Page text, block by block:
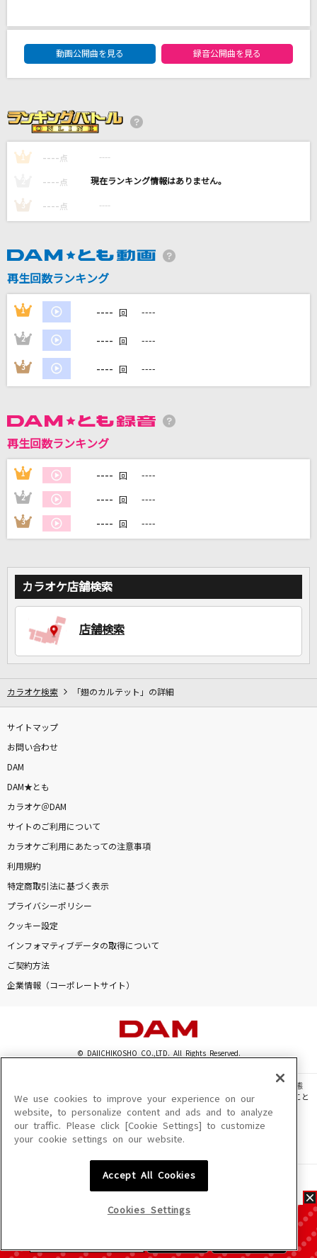
YUME日和
島谷ひとみ
ジレンマ
DAMの新曲・ランキングなど
カラオケ最新情報をチェック！
DAMに会員登録・ログインして
家族や友達と一緒に！練習にも！
DAM★ともボーカルエントリーランキング
動画公開曲を見る
録音公開曲を見る
1 ---- 点 ----
---- 点 ----
3 ---- 点 ----
再生回数ランキング
1 ---- 回 ----
2 ---- 回 ----
3 ---- 回 ----
再生回数ランキング
1 ---- 回 ----
2 ---- 回 ----
3 ---- 回 ----
カラオケ店舗検索
店舗検索
カラオケ検索 「翅のカルテット」の詳細
サイトマップ
お問い合わせ
DAM
DAM★とも
カラオケ＠DAM
サイトのご利用について
カラオケご利用にあたっての注意事項
利用規約
特定商取引法に基づく表示
プライバシーポリシー
クッキー設定
インフォマティブデータの取得について
ご契約方法
企業情報（コーポレートサイト）
© DAIICHIKOSHO CO.,LTD. All Rights Reserved.
このサイトに掲載されている一切の文章・画像・写真・動画・音声等を、手段や形態
を問わず、著作権法の定める範囲を超えて無断で複製、転載、ファイル化などすること
を禁じます。
楽曲及びコンテンツは、機種によりご利用いただけない場合があります。
楽曲及びコンテンツの配信日、配信内容が変更になる場合があります。
We use cookies to improve your experience on our
website, to personalize content and ads and to analyze
our traffic. Please click [Cookie Settings] to customize
your cookie settings on our website.
Accept All Cookies
Cookies Settings